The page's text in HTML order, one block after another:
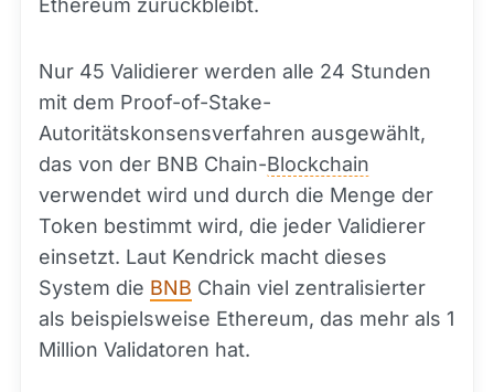
Ethereum zurückbleibt.
Nur 45 Validierer werden alle 24 Stunden
mit dem Proof-of-Stake-
Autoritätskonsensverfahren ausgewählt,
das von der BNB Chain-Blockchain
verwendet wird und durch die Menge der
Token bestimmt wird, die jeder Validierer
einsetzt. Laut Kendrick macht dieses
System die BNB Chain viel zentralisierter
als beispielsweise Ethereum, das mehr als 1
Million Validatoren hat.